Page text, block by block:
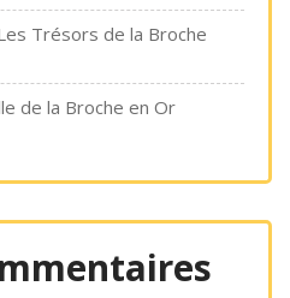
Trésors de la Broche
de la Broche en Or